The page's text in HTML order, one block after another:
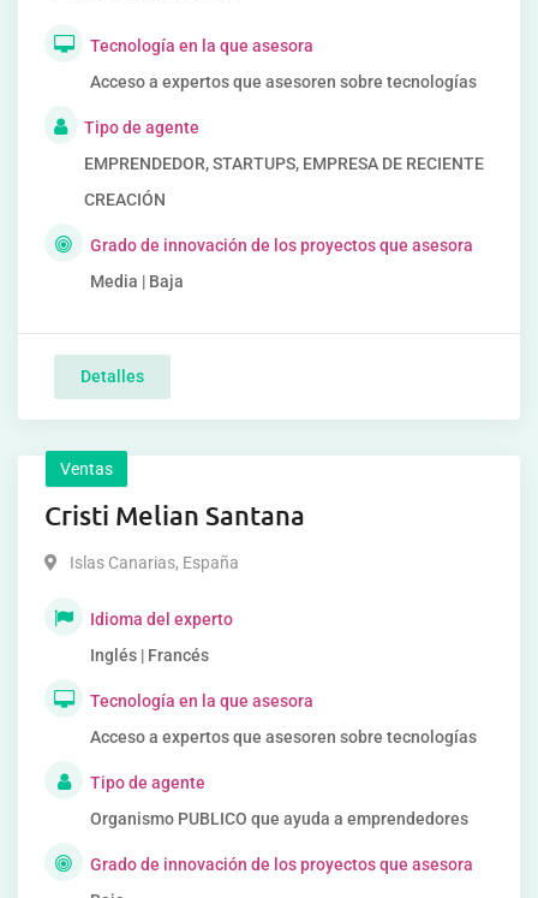
Tecnología en la que asesora
Acceso a expertos que asesoren sobre tecnologías
Tipo de agente
EMPRENDEDOR, STARTUPS, EMPRESA DE RECIENTE
CREACIÓN
Grado de innovación de los proyectos que asesora
Media | Baja
Detalles
Ventas
Cristi Melian Santana
Islas Canarias, España
Idioma del experto
Inglés | Francés
Tecnología en la que asesora
Acceso a expertos que asesoren sobre tecnologías
Tipo de agente
Organismo PUBLICO que ayuda a emprendedores
Grado de innovación de los proyectos que asesora